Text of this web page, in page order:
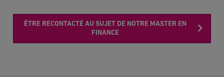
ÊTRE RECONTACTÉ AU SUJET DE NOTRE MASTER EN
FINANCE